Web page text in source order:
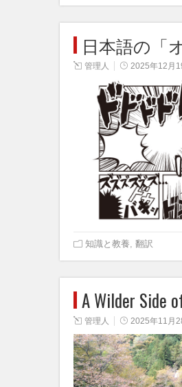
日本語の「
管理人 2025年12月
知識と教養, 翻訳
A Wilder Side
管理人 2025年11月